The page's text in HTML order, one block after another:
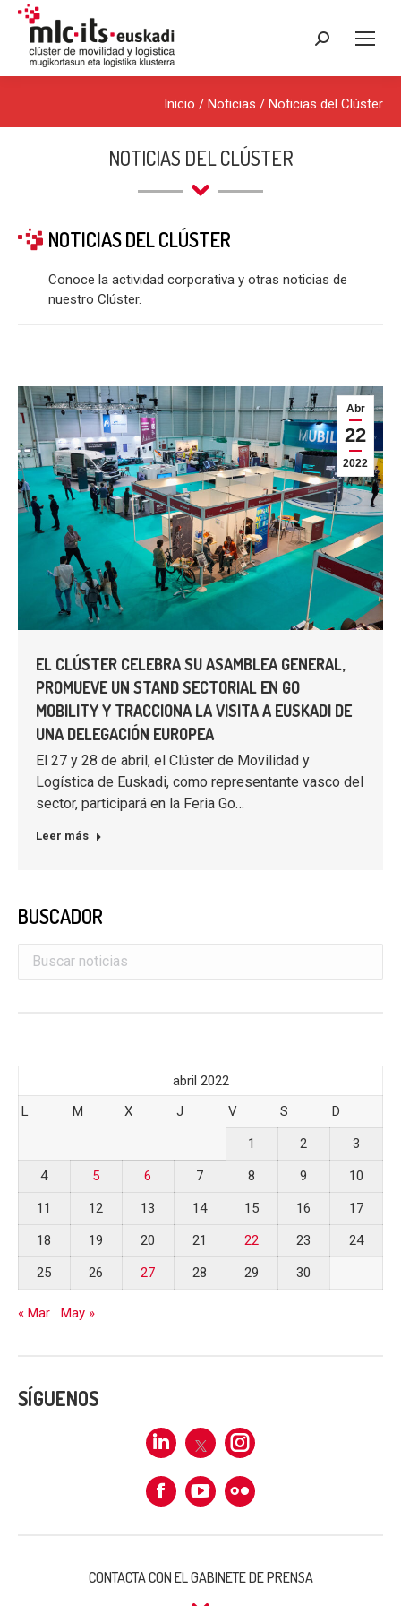
Buscar:
Inicio / Noticias / Noticias del Clúster
NOTICIAS DEL CLÚSTER
NOTICIAS DEL CLÚSTER
Conoce la actividad corporativa y otras noticias de
nuestro Clúster.
Abr
22
2022
EL CLÚSTER CELEBRA SU ASAMBLEA GENERAL,
PROMUEVE UN STAND SECTORIAL EN GO
MOBILITY Y TRACCIONA LA VISITA A EUSKADI DE
UNA DELEGACIÓN EUROPEA
El 27 y 28 de abril, el Clúster de Movilidad y
Logística de Euskadi, como representante vasco del
sector, participará en la Feria Go…
Leer más
BUSCADOR
abril 2022
L
M X J V S
D
1
2
3
4
5 6 7 8 9
10
11
12 13 14 15 16
17
18
19 20 21 22 23
24
25
26 27 28 29 30
« Mar May »
SÍGUENOS
Linkedin
X Instagram
FacebookFlickr
CONTACTA CON EL GABINETE DE PRENSA